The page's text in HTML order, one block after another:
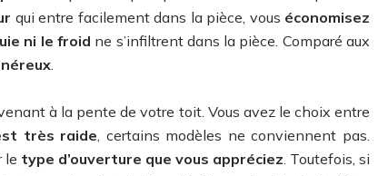
qui entre facilement dans la pièce, vous économisez
ni le froid ne s’infiltrent dans la pièce. Comparé aux
à la pente de votre toit. Vous avez le choix entre
très raide , certains modèles ne conviennent pas.
le type d’ouverture que vous appréciez . Toutefois, si